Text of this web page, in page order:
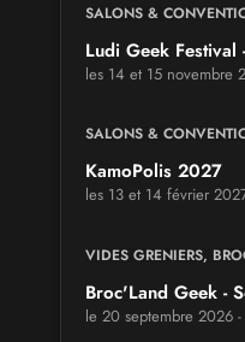
SALONS &
Ludi Geek
les 14 et 15 novembre
SALONS &
KamoPolis 2027
les 13 et 14 février
VIDES GRENIERS,
Broc'Land Geek -
le 20 septembre 2026 -